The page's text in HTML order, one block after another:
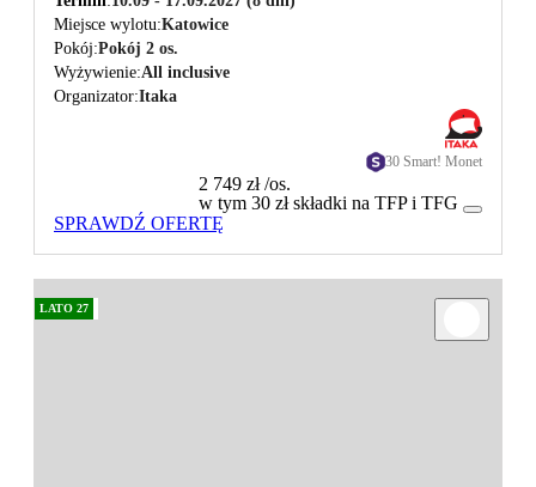
Miejsce wylotu Katowice
Pokój Pokój 2 os.
Wyżywienie All inclusive
Organizator Itaka
30 Smart! Monet
2 749 zł/os.
w tym 30 zł składki na TFP i TFG
SPRAWDŹ OFERTĘ
LATO 27